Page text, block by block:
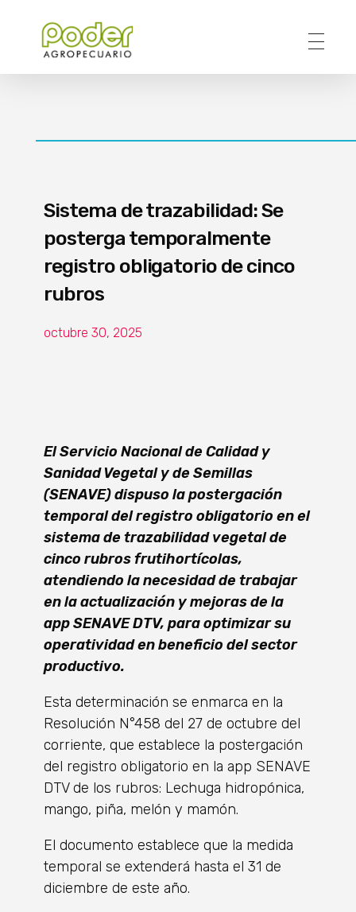
Sistema de trazabilidad: Se
posterga temporalmente
registro obligatorio de cinco
rubros
octubre 30, 2025
El Servicio Nacional de Calidad y
Sanidad Vegetal y de Semillas
(SENAVE) dispuso la postergación
temporal del registro obligatorio en el
sistema de trazabilidad vegetal de
cinco rubros frutihortícolas,
atendiendo la necesidad de trabajar
en la actualización y mejoras de la
app SENAVE DTV, para optimizar su
operatividad en beneficio del sector
productivo.
Esta determinación se enmarca en la
Resolución N°458 del 27 de octubre del
corriente, que establece la postergación
del registro obligatorio en la app SENAVE
DTV de los rubros: Lechuga hidropónica,
mango, piña, melón y mamón.
El documento establece que la medida
temporal se extenderá hasta el 31 de
diciembre de este año.